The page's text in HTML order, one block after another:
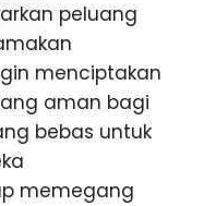
peluang
menciptakan
aman bagi
bebas untuk
memegang